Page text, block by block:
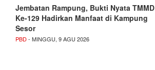
Jembatan Rampung, Bukti Nyata TMMD
Ke-129 Hadirkan Manfaat di Kampung
Sesor
PBD- MINGGU, 9 AGU 2026